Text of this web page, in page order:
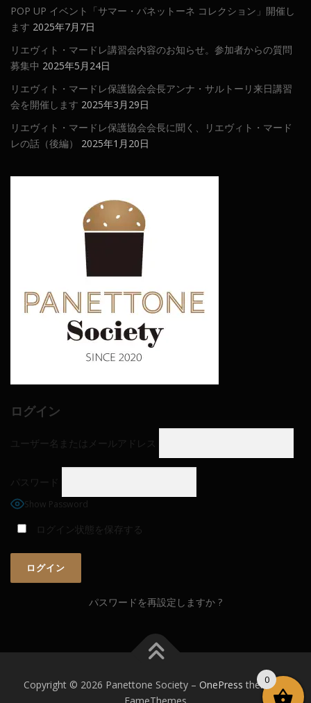
POP UP イベント「サマー・パネットーネ コレクション」開催し
ます 2025年7月7日
リエヴィト・マードレ講習会内容のお知らせ。参加者からの質問
募集中 2025年5月24日
リエヴィト・マードレ保護協会会長アンナ・サルトーリ来日講習
会を開催します 2025年3月29日
リエヴィト・マードレ保護協会会長に聞く、リエヴィト・マード
レの話（後編）
2025年1月20日
ログイン
ユーザー名またはメールアドレス
パスワード
Show Password
ログイン状態を保存する
パスワードを再設定しますか ?
Copyright © 2026 Panettone Society – OnePress theme by
FameThemes
0